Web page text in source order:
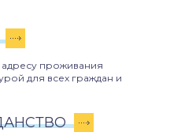
проживания
для всех граждан и